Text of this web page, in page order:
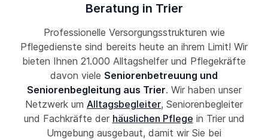
Beratung in Trier
Professionelle Versorgungsstrukturen wie
Pflegedienste sind bereits heute an ihrem Limit! Wir
bieten Ihnen 21.000 Alltagshelfer und Pflegekräfte
davon viele Seniorenbetreuung und
Seniorenbegleitung aus Trier. Wir haben unser
Netzwerk um Alltagsbegleiter, Seniorenbegleiter
und Fachkräfte der häuslichen Pflege in Trier und
Umgebung ausgebaut, damit wir Sie bei